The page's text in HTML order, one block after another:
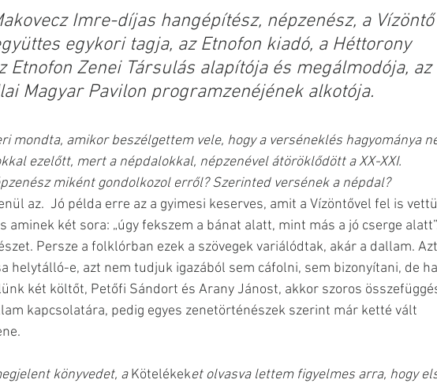
Imre-díjas hangépítész, népzenész, a Vízöntő
egykori tagja, az Etnofon kiadó, a Héttorony
Etnofon Zenei Társulás alapítója és megálmodója, az
Magyar Pavilon programzenéjének alkotója.
mondta, amikor beszélgettem vele, hogy a verséneklés hagyománya
ezelőtt, mert a népdalokkal, népzenével átöröklődött a XX-XXI.
miként gondolkozol erről? Szerinted versének a népdal?
az.  Jó példa erre az a gyimesi keserves, amit a Vízöntővel fel is
aminek két sora: „úgy fekszem a bánat alatt, mint más a jó cserge
Persze a folklórban ezek a szövegek variálódtak, akár a dallam.
helytálló-e, azt nem tudjuk igazából sem cáfolni, sem bizonyítani, de
két költőt, Petőfi Sándort és Arany Jánost, akkor szoros
kapcsolatára, pedig egyes zenetörténészek szerint már ketté vált
könyvedet, a Kötelékeket olvasva lettem figyelmes arra, hogy